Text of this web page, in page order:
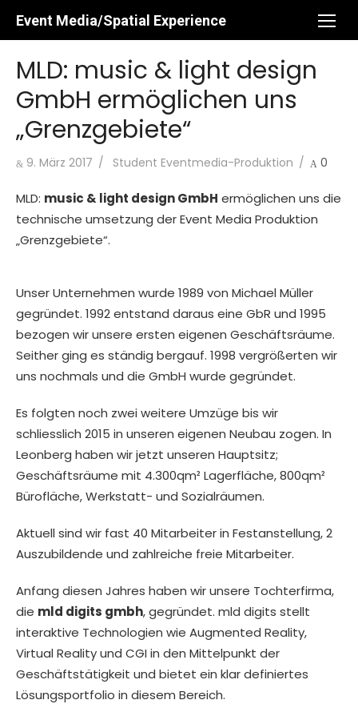
Event Media/Spatial Experience
MLD: music & light design
GmbH ermöglichen uns
„Grenzgebiete“
Posted
9. März 2017 Author
Student Eventmedia-Produktion 0
MLD: music & light design GmbH ermöglichen uns die
technische umsetzung der Event Media Produktion
„Grenzgebiete“.
Unser Unternehmen wurde 1989 von Michael Müller
gegründet. 1992 entstand daraus eine GbR und 1995
bezogen wir unsere ersten eigenen Geschäftsräume.
Seither ging es ständig bergauf. 1998 vergrößerten wir
uns nochmals und die GmbH wurde gegründet.
Es folgten noch zwei weitere Umzüge bis wir
schliesslich 2015 in unseren eigenen Neubau zogen. In
Leonberg haben wir jetzt unseren Hauptsitz;
Geschäftsräume mit 4.300qm² Lagerfläche, 800qm²
Bürofläche, Werkstatt- und Sozialräumen.
Aktuell sind wir fast 40 Mitarbeiter in Festanstellung, 2
Auszubildende und zahlreiche freie Mitarbeiter.
Anfang diesen Jahres haben wir unsere Tochterfirma,
die mld digits gmbh, gegründet. mld digits stellt
interaktive Technologien wie Augmented Reality,
Virtual Reality und CGI in den Mittelpunkt der
Geschäftstätigkeit und bietet ein klar definiertes
Lösungsportfolio in diesem Bereich.